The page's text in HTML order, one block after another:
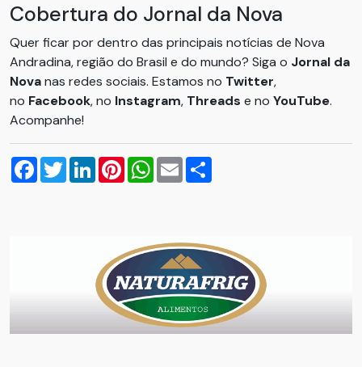
Cobertura do Jornal da Nova
Quer ficar por dentro das principais notícias de Nova
Andradina, região do Brasil e do mundo? Siga o Jornal da
Novanas redes sociais. Estamos no Twitter,
no Facebook, no Instagram, Threads e no YouTube.
Acompanhe!
Facebook
TwitterLinkedInPinterestWhatsApp
Email